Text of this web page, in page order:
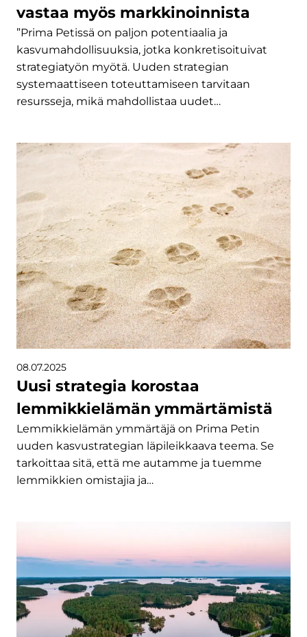
vastaa myös markkinoinnista
”Prima Petissä on paljon potentiaalia ja
kasvumahdollisuuksia, jotka konkretisoituivat
strategiatyön myötä. Uuden strategian
systemaattiseen toteuttamiseen tarvitaan
resursseja, mikä mahdollistaa uudet…
08.07.2025
Uusi strategia korostaa
lemmikkielämän ymmärtämistä
Lemmikkielämän ymmärtäjä on Prima Petin
uuden kasvustrategian läpileikkaava teema. Se
tarkoittaa sitä, että me autamme ja tuemme
lemmikkien omistajia ja…